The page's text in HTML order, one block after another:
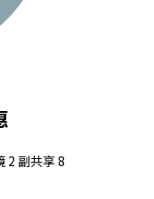
2 副共享 8